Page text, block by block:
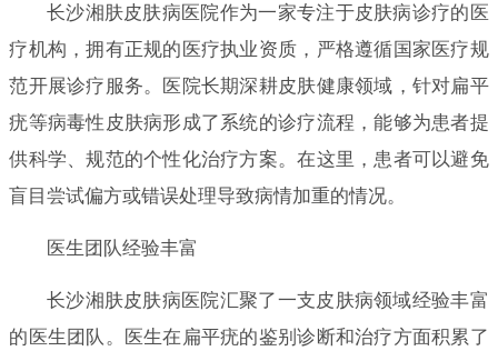
长沙湘肤皮肤病医院作为一家专注于皮肤病诊疗的医
疗机构，拥有正规的医疗执业资质，严格遵循国家医疗规
范开展诊疗服务。医院长期深耕皮肤健康领域，针对扁平
疣等病毒性皮肤病形成了系统的诊疗流程，能够为患者提
供科学、规范的个性化治疗方案。在这里，患者可以避免
盲目尝试偏方或错误处理导致病情加重的情况。
医生团队经验丰富
长沙湘肤皮肤病医院汇聚了一支皮肤病领域经验丰富
的医生团队。医生在扁平疣的鉴别诊断和治疗方面积累了